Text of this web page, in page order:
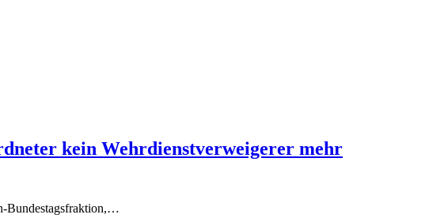
kein Wehrdienstverweigerer mehr
Bundestagsfraktion,…